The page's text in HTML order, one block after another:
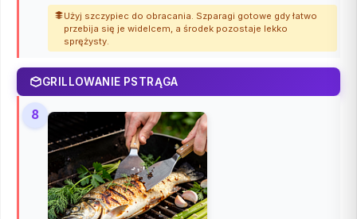
Użyj szczypiec do obracania. Szparagi gotowe gdy łatwo
przebija się je widelcem, a środek pozostaje lekko
sprężysty.
GRILLOWANIE PSTRĄGA
8